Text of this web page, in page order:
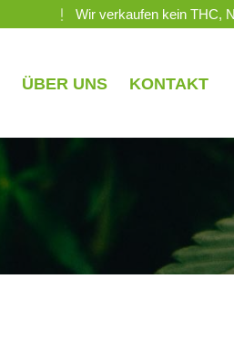
Wir verkaufen kein THC,
ÜBER UNS KONTAKT